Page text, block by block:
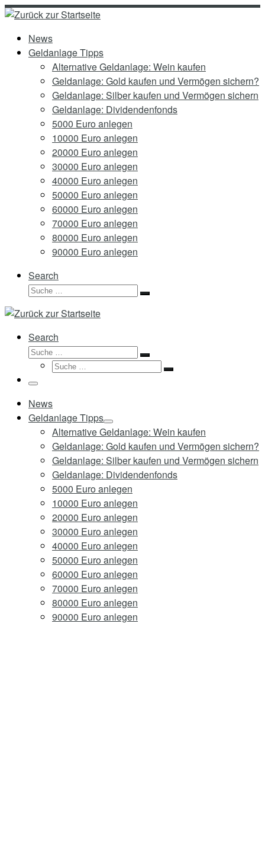
Zum
springenNews
Geldanlage Tipps
Alternative Geldanlage: Wein kaufen
Geldanlage: Gold kaufen und Vermögen sichern?
Geldanlage: Silber kaufen und Vermögen sichern
Geldanlage: Dividendenfonds
5000 Euro anlegen
10000 Euro anlegen
20000 Euro anlegen
30000 Euro anlegen
40000 Euro anlegen
50000 Euro anlegen
60000 Euro anlegen
70000 Euro anlegen
80000 Euro anlegen
90000 Euro anlegen
Search
Suche
Suche
Search
Suche
Suche
Suche
Suche
Menü
News
Geldanlage Tipps
Alternative Geldanlage: Wein kaufen
Geldanlage: Gold kaufen und Vermögen sichern?
Geldanlage: Silber kaufen und Vermögen sichern
Geldanlage: Dividendenfonds
5000 Euro anlegen
10000 Euro anlegen
20000 Euro anlegen
30000 Euro anlegen
40000 Euro anlegen
50000 Euro anlegen
60000 Euro anlegen
70000 Euro anlegen
80000 Euro anlegen
90000 Euro anlegen